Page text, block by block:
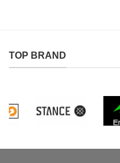
TOP BRAND